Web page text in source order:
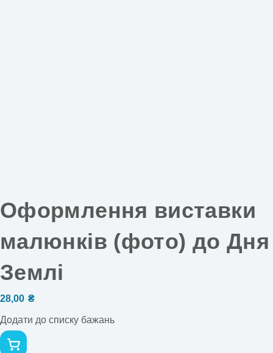
Оформлення виставки
малюнків (фото) до Дня
Землі
28,00 ₴
Додати до списку бажань